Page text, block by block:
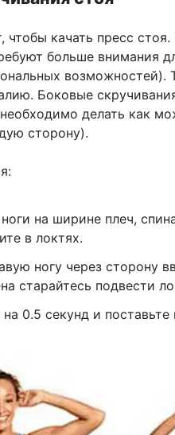
чтобы качать пресс
больше внимания
возможностей).
Боковые
делать как
сторону).
на ширине плеч,
в локтях.
ногу через сторону
старайтесь подвести
0.5 секунд и поставьте